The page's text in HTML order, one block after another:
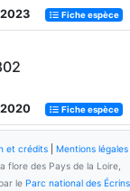
2023 Fiche espèce
2020 Fiche espèce
et crédits
Mentions légales
flore des Pays de la Loire,
le Parc national des Écrins